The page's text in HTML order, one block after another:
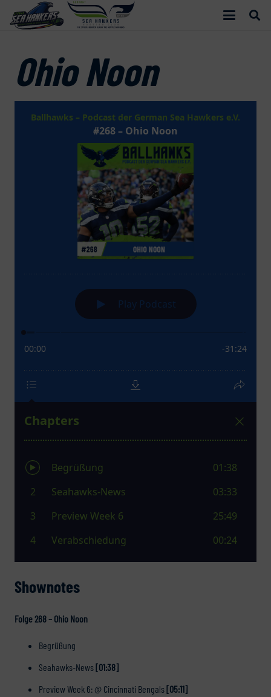
Ohio Noon
Shownotes
Folge 268 – Ohio Noon
Begrüßung
Seahawks-News[01:38]
Preview Week 6: @ Cincinnati Bengals[05:11]